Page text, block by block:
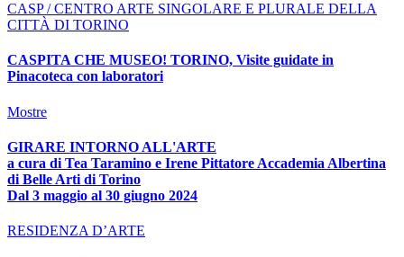
CASP / CENTRO ARTE SINGOLARE E PLURALE DELLA
CITTÀ DI TORINO
CASPITA CHE MUSEO! TORINO, Visite guidate in
Pinacoteca con laboratori
Mostre
GIRARE INTORNO ALL'ARTE
a cura di Tea Taramino e Irene Pittatore Accademia Albertina
di Belle Arti di Torino
Dal 3 maggio al 30 giugno 2024
RESIDENZA D’ARTE